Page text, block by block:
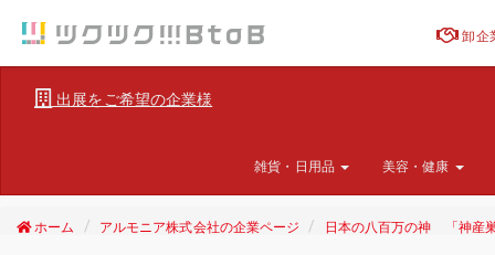
卸企
出展をご希望の企業様
雑貨・日用品 美容・健康
ホーム アルモニア株式会社の企業ページ 日本の八百万の神 「神産